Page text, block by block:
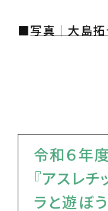
■写真｜大島
令和６年
『アスレ
ラと遊ぼう